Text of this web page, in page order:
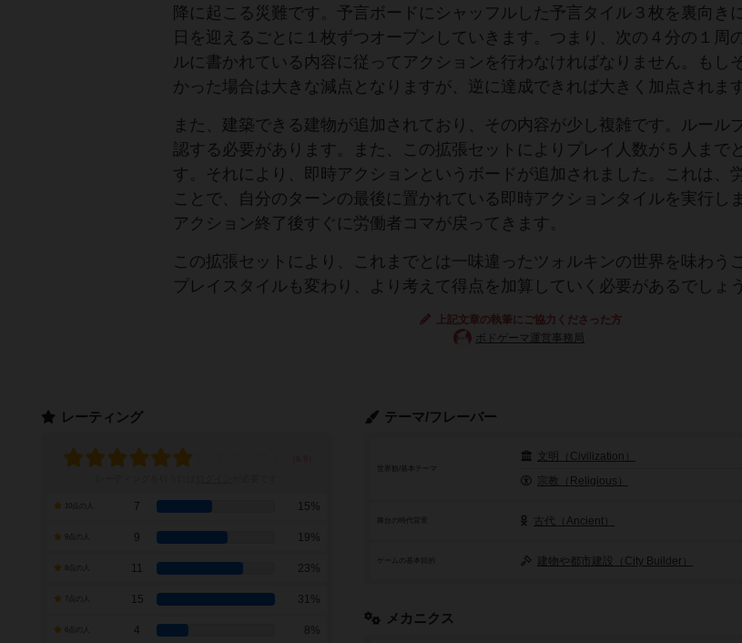
降に起こる災難です。予言ボードにシャッフルした予言タイル３枚を裏向き
日を迎えるごとに１枚ずつオープンしていきます。つまり、次の４分の１周
ルに書かれている内容に従ってアクションを行わなければなりません。もし
かった場合は大きな減点となりますが、逆に達成できれば大きく加点されます
また、建築できる建物が追加されており、その内容が少し複雑です。ルール
認する必要があります。また、この拡張セットによりプレイ人数が５人まで
す。それにより、即時アクションというボードが追加されました。これは、
ことで、自分のターンの最後に置かれている即時アクションタイルを実行し
アクション終了後すぐに労働者コマが戻ってきます。
この拡張セットにより、これまでとは一味違ったツォルキンの世界を味わう
プレイスタイルも変わり、より考えて得点を加算していく必要があるでしょう
上記文章の執筆にご協力くださった方
ボドゲーマ運営事務局
テーマ/フレーバー
世界観/基本テーマ
文明（Civilization）
宗教（Religious）
舞台の時代背景 古代（Ancient）
ゲームの基本目的 建物や都市建設（City Builder）
メカニクス
レーティング
7 15%
9 19%
11 23%
7点の人 15 31%
4 8%